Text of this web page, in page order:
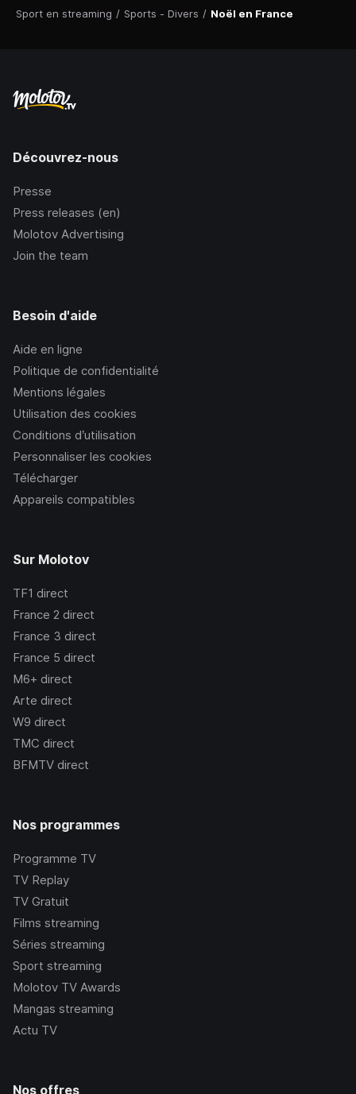
Sport en streaming / Sports - Divers / Noël en France
Découvrez-nous
Presse
Press releases (en)
Molotov Advertising
Join the team
Besoin d'aide
Aide en ligne
Politique de confidentialité
Mentions légales
Utilisation des cookies
Conditions d’utilisation
Personnaliser les cookies
Télécharger
Appareils compatibles
Sur Molotov
TF1 direct
France 2 direct
France 3 direct
France 5 direct
M6+ direct
Arte direct
W9 direct
TMC direct
BFMTV direct
Nos programmes
Programme TV
TV Replay
TV Gratuit
Films streaming
Séries streaming
Sport streaming
Molotov TV Awards
Mangas streaming
Actu TV
Nos offres